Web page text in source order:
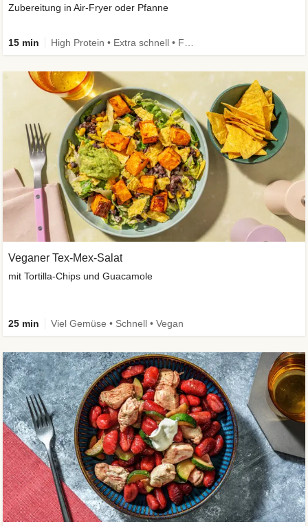
Zubereitung in Air-Fryer oder Pfanne
15 min
Veganer Tex-Mex-Salat
mit Tortilla-Chips und Guacamole
25 min Viel Gemüse • Schnell • Vegan